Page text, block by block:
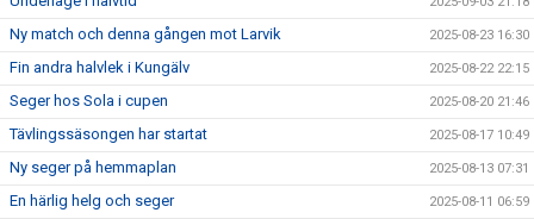
Ny match och denna gången mot Larvik 2025-08-23 16:30
Fin andra halvlek i Kungälv 2025-08-22 22:15
Seger hos Sola i cupen 2025-08-20 21:46
Tävlingssäsongen har startat 2025-08-17 10:49
Ny seger på hemmaplan 2025-08-13 07:31
En härlig helg och seger 2025-08-11 06:59